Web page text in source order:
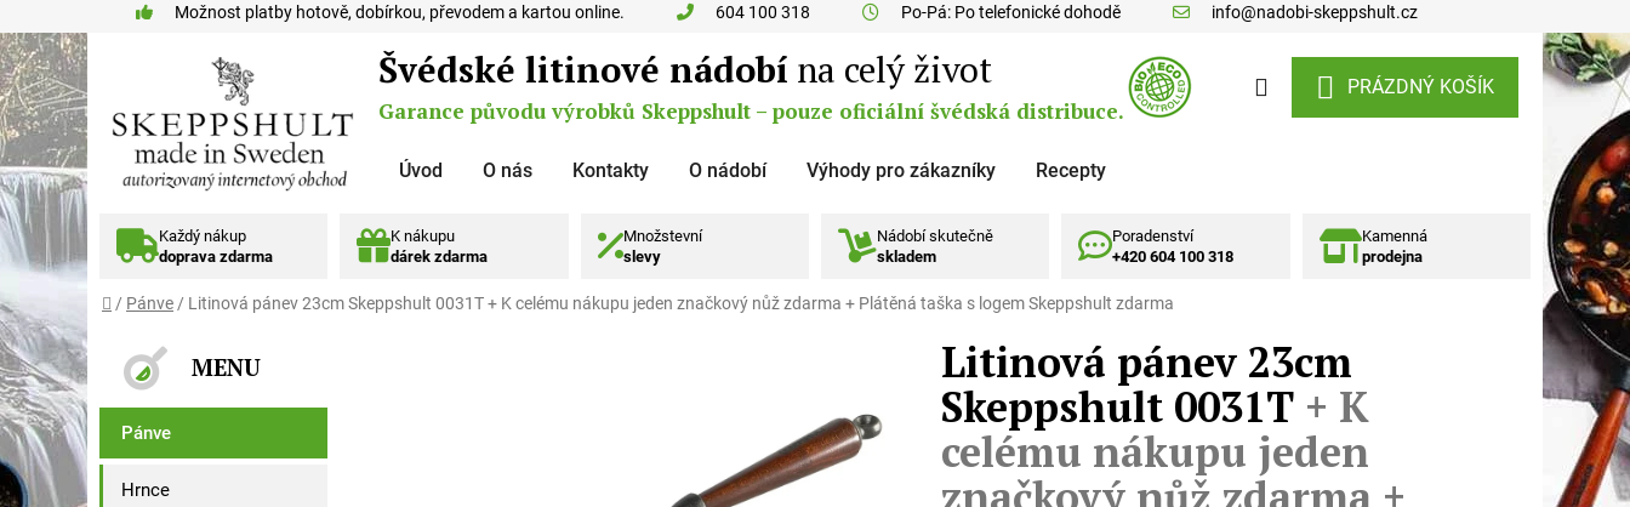
Možnost platby hotově, dobírkou, převodem a kartou online. 604 100 318 Po-Pá: Po telefonické dohodě info@nadobi-skeppshult.cz
Švédské litinové nádobí na celý život
Garance původu výrobků Skeppshult – pouze oficiální švédská distribuce.
Hledat
NÁKUPNÍ KOŠÍK
PRÁZDNÝ KOŠÍK
Úvod O nás Kontakty O nádobí Výhody pro zákazníky Recepty
Každý nákup
doprava zdarma
K nákupu
dárek zdarma
Množstevní
slevy
Nádobí skutečně
skladem
Poradenství
+420 604 100 318
Kamenná
prodejna
Domů
/ Pánve / Litinová pánev 23cm Skeppshult 0031T+ K celému nákupu jeden značkový nůž zdarma + Plátěná taška s logem Skeppshult zdarma
Přeskočit kategorie
Kategorie
Pánve
Hrnce
Litinová pánev 23cm
Skeppshult 0031T + K
celému nákupu jeden